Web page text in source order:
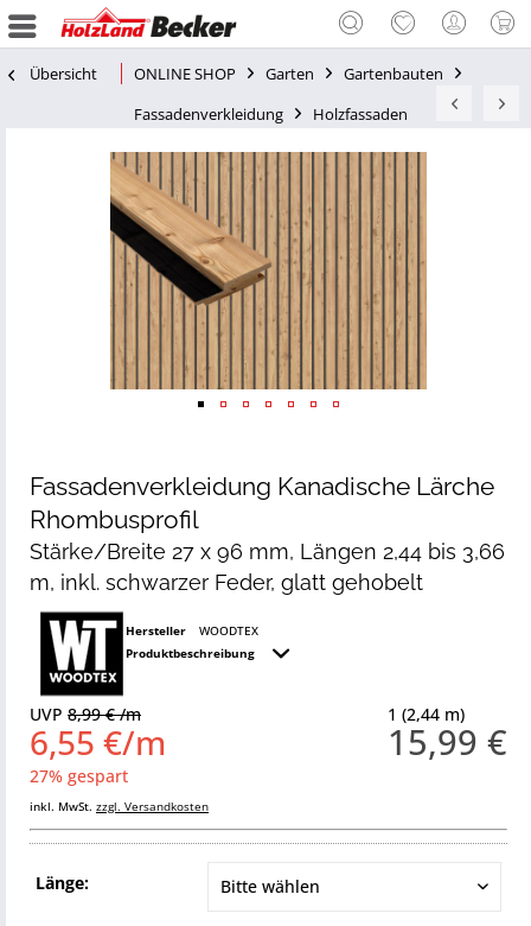
Übersicht ONLINE SHOP Garten
Gartenbauten
Fassadenverkleidung
Holzfassaden
Fassadenverkleidung Kanadische Lärche
Rhombusprofil
Stärke/Breite 27 x 96 mm, Längen 2,44 bis 3,66
m, inkl. schwarzer Feder, glatt gehobelt
Hersteller
WOODTEX
Produktbeschreibung
1 (2,44 m)
15,99 €
UVP 8,99 € /m
6,55 €/m
27% gespart
inkl. MwSt. zzgl. Versandkosten
Länge: